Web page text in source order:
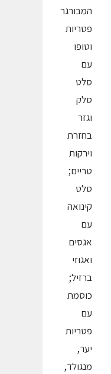
המבורגר
פטריות
וטופו
עם
סלט
סלק
וגזר
בחזרת
וירקות
טריים;
סלט
קינואה
עם
אגסים
ואגוזי
ברזיל;
כוסמת
עם
פטריות
יער,
מנגולד,